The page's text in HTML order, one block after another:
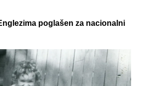
poglašen za nacionalni